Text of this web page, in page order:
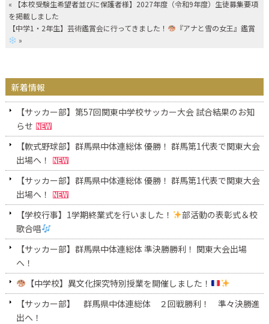
«
【本校受験生希望者並びに保護者様】2027年度（令和9年度）生徒募集要項
を掲載しました
【中学1・2年生】芸術鑑賞会に行ってきました！
『アナと雪の女王』鑑賞
»
新着情報
【サッカー部】第57回関東中学校サッカー大会 試合結果のお知
らせ
【軟式野球部】群馬県中体連総体 優勝！ 群馬第1代表で関東大会
出場へ！
【サッカー部】群馬県中体連総体 優勝！ 群馬第1代表で関東大会
出場へ！
【学校行事】1学期終業式を行いました！
部活動の表彰式＆校
歌合唱
【サッカー部】群馬県中体連総体 準決勝勝利！ 関東大会出場
へ！
【中学校】異文化探究特別授業を開催しました！
【サッカー部】 群馬県中体連総体 ２回戦勝利！ 準々決勝進
出へ！